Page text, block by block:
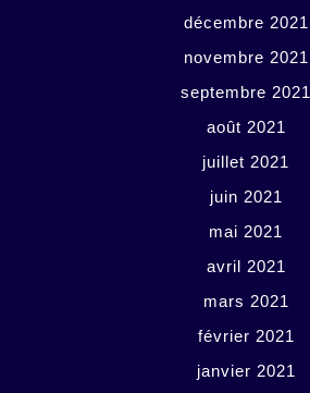
décembre 2021
novembre 2021
septembre 2021
août 2021
juillet 2021
juin 2021
mai 2021
avril 2021
mars 2021
février 2021
janvier 2021